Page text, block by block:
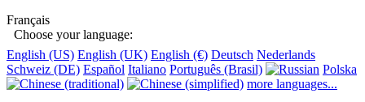
Français
Choose your language:
English (US) English (UK) English (€) Deutsch Nederlands
Schweiz (DE) Español Italiano Português (Brasil)
Polska
more languages...